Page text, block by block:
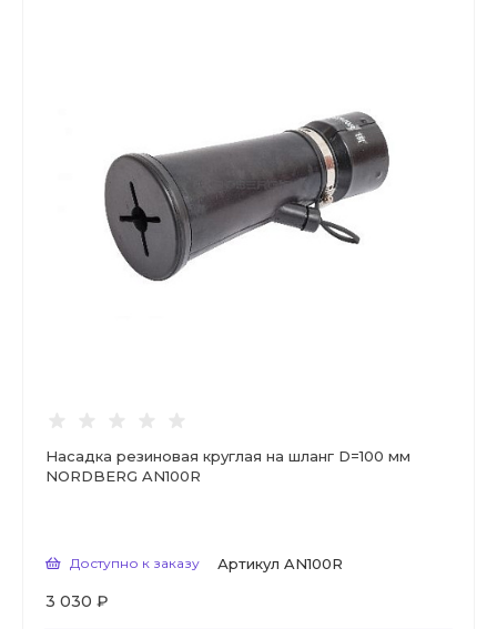
Насадка резиновая круглая на шланг D=100 мм
NORDBERG AN100R
Доступно к заказу Артикул AN100R
3 030 ₽